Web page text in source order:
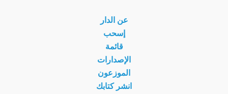
عن الدار
إسحب
قائمة
الإصدارات
الموزعون
انشر كتابك